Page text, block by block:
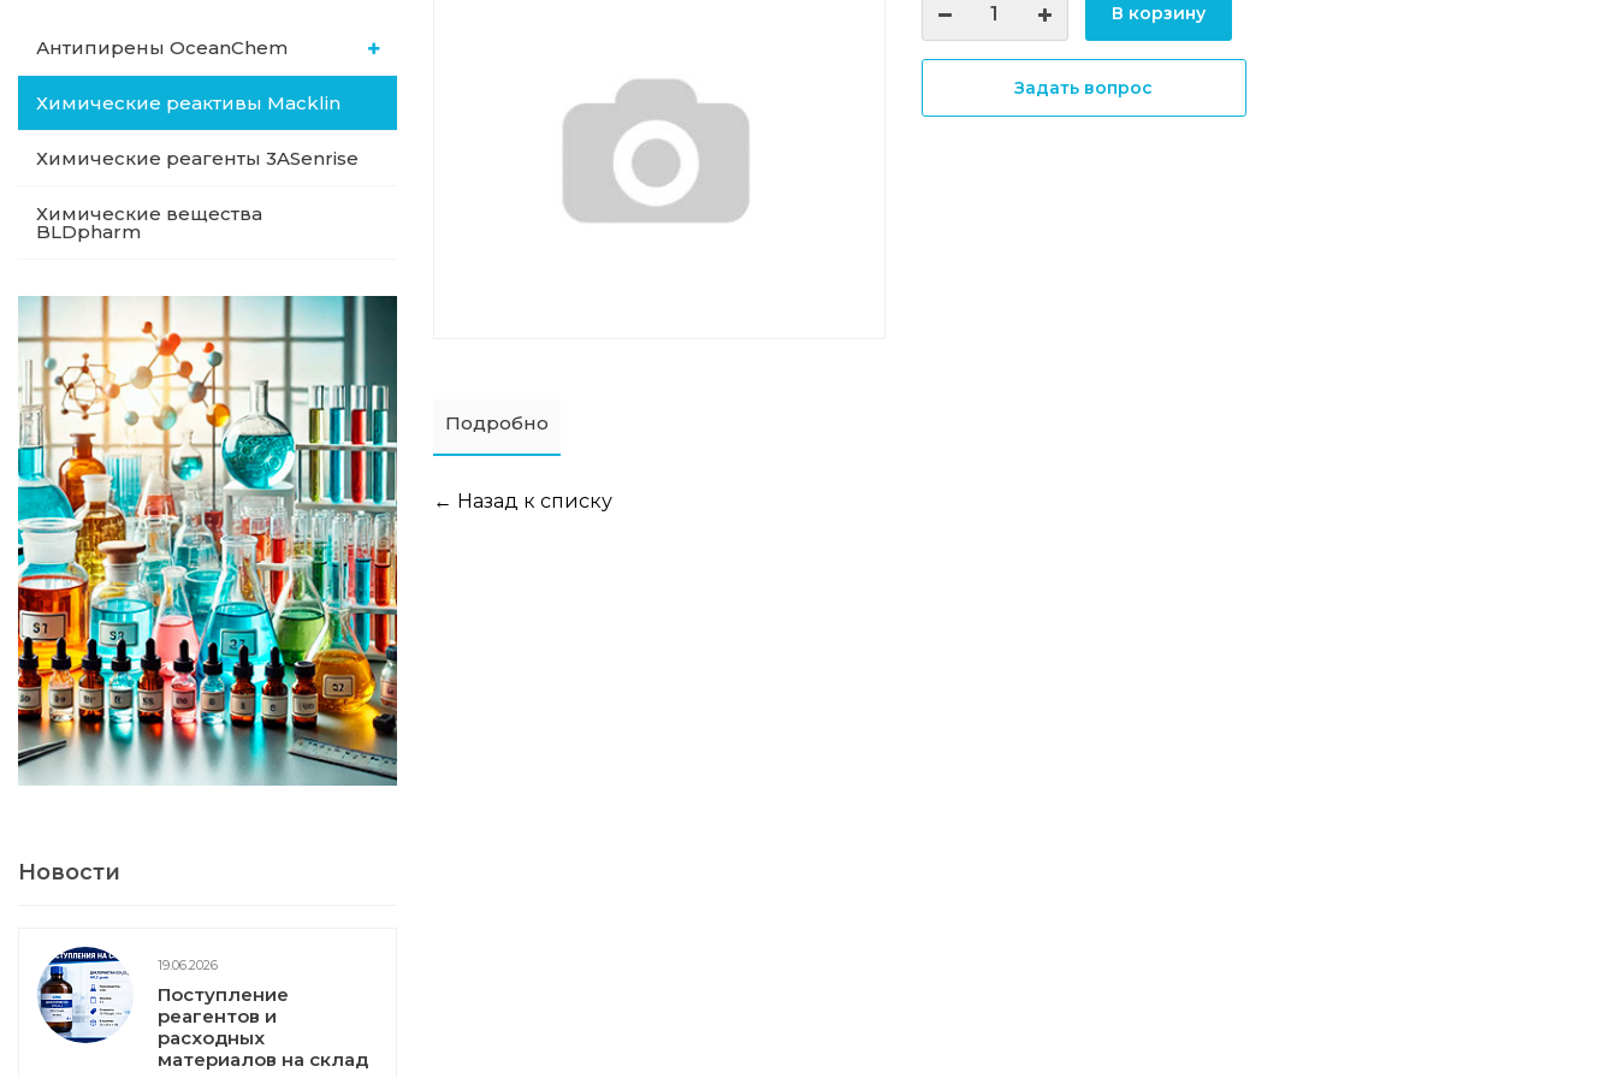
Антипирены OceanСhem
Химические реактивы Macklin
Химические реагенты 3ASenrise
Химические вещества
BLDpharm
Новости
19.06.2026
Поступление
реагентов и
расходных
материалов на склад
В корзину
Задать вопрос
Подробно
← Назад к списку